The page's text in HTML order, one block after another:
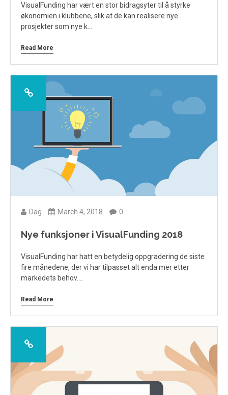
VisualFunding har vært en stor bidragsyter til å styrke
økonomien i klubbene, slik at de kan realisere nye
prosjekter som nye k…
Read More
Dag March 4, 2018 0
Nye funksjoner i VisualFunding 2018
VisualFunding har hatt en betydelig oppgradering de siste
fire månedene, der vi har tilpasset alt enda mer etter
markedets behov.…
Read More